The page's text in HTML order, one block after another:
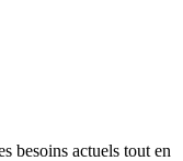
besoins actuels tout en